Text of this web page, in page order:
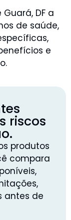
DF a
de saúde,
e
riscos
produtos
compara
antes de